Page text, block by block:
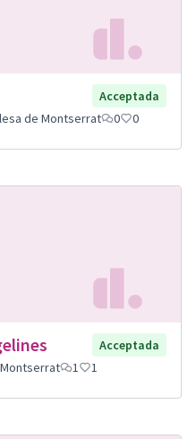
Acceptada
de Montserrat 0 0
Acceptada
1 1